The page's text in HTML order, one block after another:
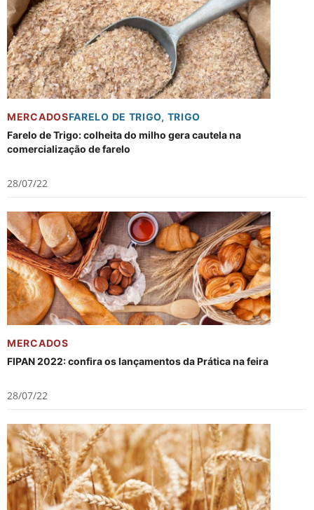
MERCADOSFARELO DE TRIGO, TRIGO
Farelo de Trigo: colheita do milho gera cautela na
comercialização de farelo
28/07/22
MERCADOS
FIPAN 2022: confira os lançamentos da Prática na feira
28/07/22